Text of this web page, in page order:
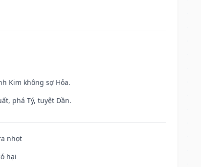
Kim không sợ Hỏa.
phá Tý, tuyệt Dần.
nhọt
hại